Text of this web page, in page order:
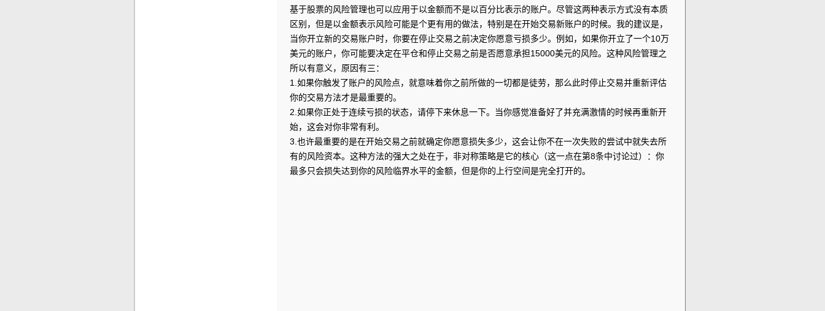
基于股票的风险管理也可以应用于以金额而不是以百分比表示的账户。尽管这两种表示方式没有本质
区别，但是以金额表示风险可能是个更有用的做法，特别是在开始交易新账户的时候。我的建议是，
当你开立新的交易账户时，你要在停止交易之前决定你愿意亏损多少。例如，如果你开立了一个10万
美元的账户，你可能要决定在平仓和停止交易之前是否愿意承担15000美元的风险。这种风险管理之
所以有意义，原因有三：
1.如果你触发了账户的风险点，就意味着你之前所做的一切都是徒劳，那么此时停止交易并重新评估
你的交易方法才是最重要的。
2.如果你正处于连续亏损的状态，请停下来休息一下。当你感觉准备好了并充满激情的时候再重新开
始，这会对你非常有利。
3.也许最重要的是在开始交易之前就确定你愿意损失多少，这会让你不在一次失败的尝试中就失去所
有的风险资本。这种方法的强大之处在于，非对称策略是它的核心（这一点在第8条中讨论过）：你
最多只会损失达到你的风险临界水平的金额，但是你的上行空间是完全打开的。